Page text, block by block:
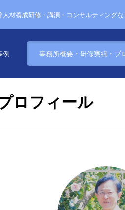
材養成研修・講演・コンサルティング
例 事務所概要・研修実績・プ
ロフィール